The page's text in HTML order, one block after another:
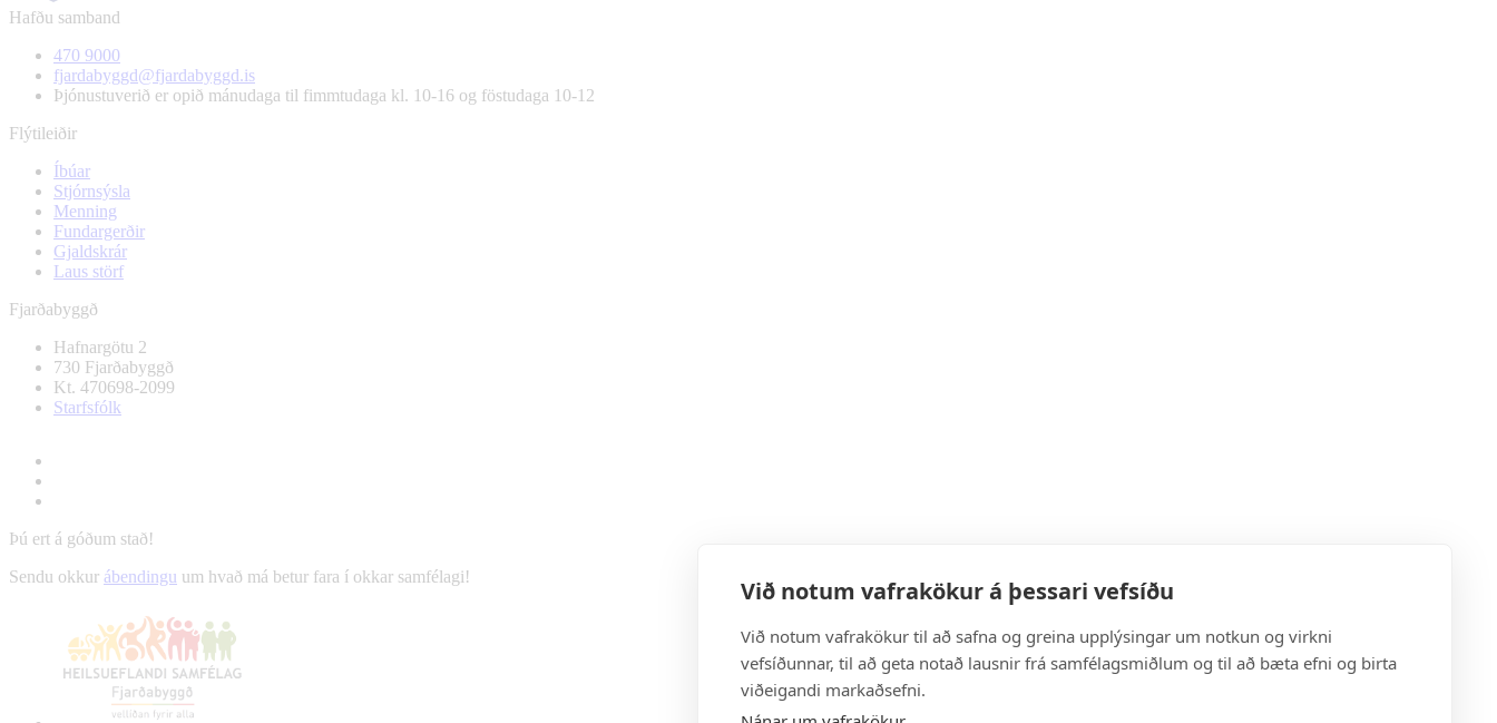
Við notum vafrakökur á þessari vefsíðu
Við notum vafrakökur til að safna og greina upplýsingar um notkun og virkni
vefsíðunnar, til að geta notað lausnir frá samfélagsmiðlum og til að bæta efni og birta
viðeigandi markaðsefni.
Hafðu samband
470 9000
fjardabyggd@fjardabyggd.is
Þjónustuverið er opið mánudaga til fimmtudaga kl. 10-16 og föstudaga 10-12
Flýtileiðir
Íbúar
Stjórnsýsla
Menning
Fundargerðir
Gjaldskrár
Laus störf
Fjarðabyggð
Hafnargötu 2
730 Fjarðabyggð
Kt. 470698-2099
Starfsfólk
Þú ert á góðum stað!
Sendu okkur ábendingu um hvað má betur fara í okkar samfélagi!